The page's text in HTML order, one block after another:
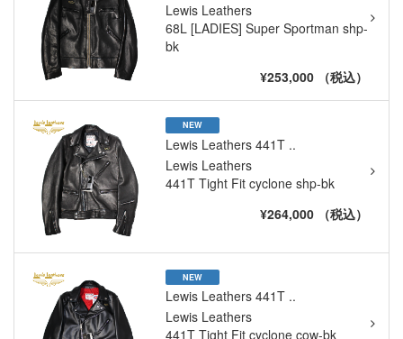
Lewis Leathers
68L [LADIES] Super Sportman shp-
bk
¥253,000 （税込）
NEW
Lewis Leathers 441T ..
Lewis Leathers
441T Tight Fit cyclone shp-bk
¥264,000 （税込）
NEW
Lewis Leathers 441T ..
Lewis Leathers
441T Tight Fit cyclone cow-bk